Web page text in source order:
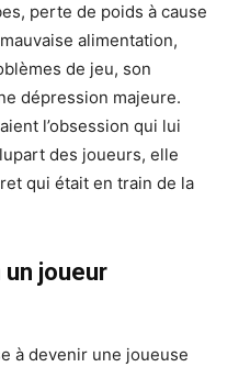
perte de poids à cause
alimentation,
de jeu, son
dépression majeure.
l’obsession qui lui
des joueurs, elle
qui était en train de la
joueur
à devenir une joueuse